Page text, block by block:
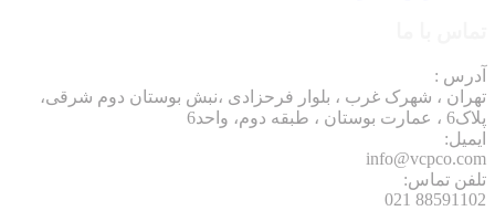
آدرس :
تهران ، شهرک غرب ، بلوار فرحزادی ،نبش بوستان دوم شرقی،
پلاک6 ، عمارت بوستان ، طبقه دوم، واحد6
ایمیل:
info@vcpco.com
تلفن تماس:
88591102 021